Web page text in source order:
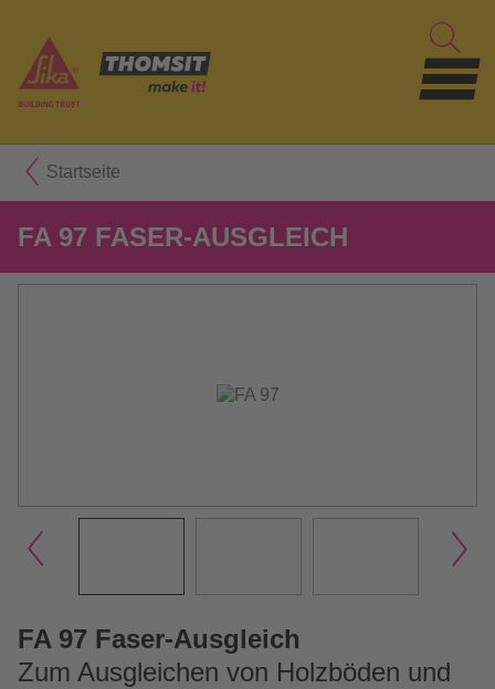
Startseite
FA 97 FASER-AUSGLEICH
FA 97 Faser-Ausgleich
Zum Ausgleichen von Holzböden und